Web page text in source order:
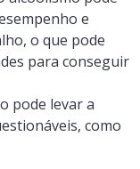
e
o que pode
para conseguir
pode levar a
como